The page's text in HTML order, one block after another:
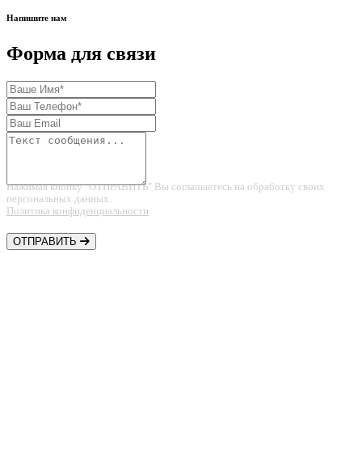
Напишите нам
Форма для связи
Нажимая кнопку "ОТПРАВИТЬ" Вы соглашаетесь на обработку своих
персональных данных.
Политика конфиденциальности
ОТПРАВИТЬ